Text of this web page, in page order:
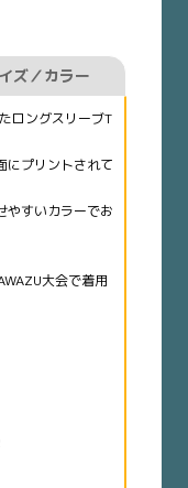
ズ／カラー
ロングスリーブT
にプリントされて
やすいカラーでお
大会で着用